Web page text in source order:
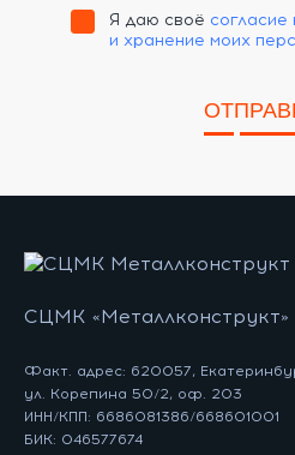
Я даю своё
и хранение моих
СЦМК «Металлконструкт»
Факт. адрес: 620057,
ул. Корепина 50/2, оф. 203
ИНН/КПП: 6686081386/668601001
БИК: 046577674